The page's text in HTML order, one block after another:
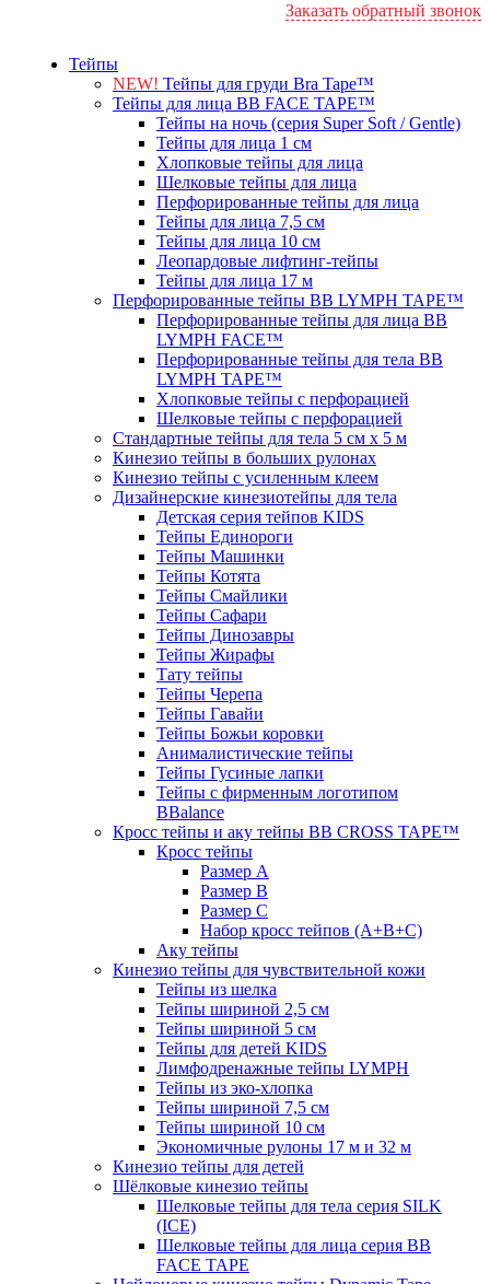
Заказать обратный звонок
Тейпы
NEW! Тейпы для груди Bra Tape™
Тейпы для лица BB FACE TAPE™
Тейпы на ночь (серия Super Soft / Gentle)
Тейпы для лица 1 см
Хлопковые тейпы для лица
Шелковые тейпы для лица
Перфорированные тейпы для лица
Тейпы для лица 7,5 см
Тейпы для лица 10 см
Леопардовые лифтинг-тейпы
Тейпы для лица 17 м
Перфорированные тейпы BB LYMPH TAPE™
Перфорированные тейпы для лица BB
LYMPH FACE™
Перфорированные тейпы для тела BB
LYMPH TAPE™
Хлопковые тейпы с перфорацией
Шелковые тейпы с перфорацией
Стандартные тейпы для тела 5 см x 5 м
Кинезио тейпы в больших рулонах
Кинезио тейпы с усиленным клеем
Дизайнерские кинезиотейпы для тела
Детская серия тейпов KIDS
Тейпы Единороги
Тейпы Машинки
Тейпы Котята
Тейпы Смайлики
Тейпы Сафари
Тейпы Динозавры
Тейпы Жирафы
Тату тейпы
Тейпы Черепа
Тейпы Гавайи
Тейпы Божьи коровки
Анималистические тейпы
Тейпы Гусиные лапки
Тейпы с фирменным логотипом
BBalance
Кросс тейпы и аку тейпы BB CROSS TAPE™
Кросс тейпы
Размер А
Размер B
Размер С
Набор кросс тейпов (А+B+C)
Аку тейпы
Кинезио тейпы для чувствительной кожи
Тейпы из шелка
Тейпы шириной 2,5 см
Тейпы шириной 5 см
Тейпы для детей KIDS
Лимфодренажные тейпы LYMPH
Тейпы из эко-хлопка
Тейпы шириной 7,5 см
Тейпы шириной 10 см
Экономичные рулоны 17 м и 32 м
Кинезио тейпы для детей
Шёлковые кинезио тейпы
Шелковые тейпы для тела серия SILK
(ICE)
Шелковые тейпы для лица серия BB
FACE TAPE